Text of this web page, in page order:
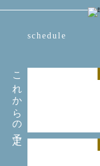
これからの予定
schedule